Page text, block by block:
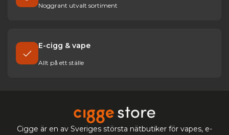
Noggrant utvalt sortiment
E-cigg & vape
Allt på ett ställe
Cigge är en av Sveriges största nätbutiker för vapes, e-